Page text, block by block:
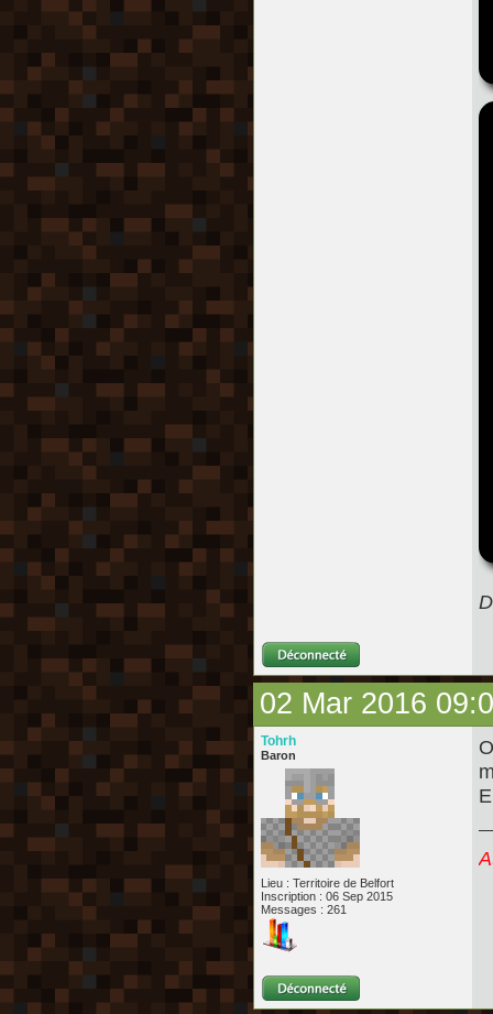
02 Mar 2016
Tohrh
Baron
Lieu : Territoire de Belfort
Inscription : 06 Sep 2015
Messages : 261